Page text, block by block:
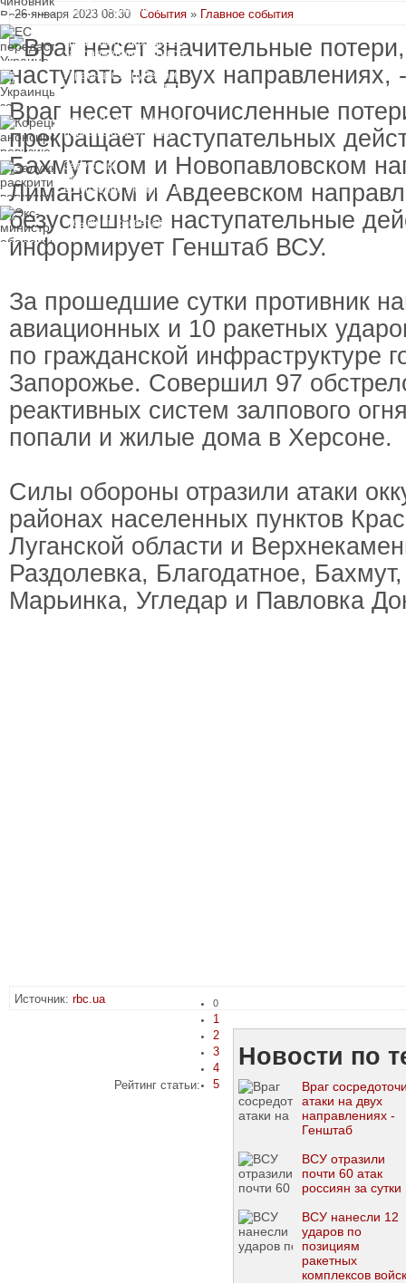
вручили подозрение по
делу о растрате более
средства от доходов от
замороженных активов
Украинцы за рубежом
могут потерять доступ
Корецкий анонсировал
ревизию госбюджета
Залужный
раскритиковал
вступление Украины в
НАТО и предлагает
другие варианты
и бывший секретарь
новую "вкусную"
должность
26 января 2023 08:30 События » Главное события
Враг несет многочисленные
прекращает наступательных
Бахмутском и Новопавловском
Лиманском и Авдеевском
безуспешные наступательные
информирует Генштаб ВСУ.
За прошедшие сутки противник
авиационных и 10 ракетных
по гражданской инфраструктуре
Запорожье. Совершил 97
реактивных систем залпового
попали и жилые дома в Херсоне.
Силы обороны отразили атаки
районах населенных пунктов
Луганской области и
Раздолевка, Благодатное,
Марьинка, Угледар и Павловка
Источник: rbc.ua
Рейтинг статьи:
0
1
2
3
4
5
Новости по
Враг
атаки на двух
направлениях -
Генштаб
ВСУ отразили
почти 60 атак
россиян за сутки
ВСУ нанесли 12
ударов по
позициям
ракетных
комплексов войск